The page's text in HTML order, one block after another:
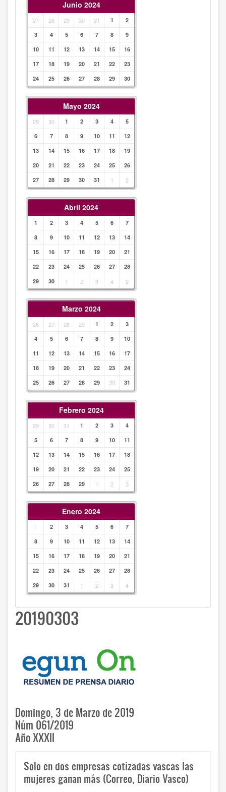
Junio 2024
27 28 29 30 31 1
2
3
4 5 6 7 8
9
10
11 12 13 14 15
16
17
18 19 20 21 22
23
24
25 26 27 28 29 30
Mayo 2024
29 30 1 2 3 4
5
6
7 8 9 10 11
12
13
14 15 16 17 18
19
20
21 22 23 24 25
26
27
28 29 30 31 1 2
Abril 2024
1 2 3 4 5 6
7
8
9 10 11 12 13
14
15
16 17 18 19 20
21
22
23 24 25 26 27
28
29
30 1 2 3 4 5
Marzo 2024
26 27 28 29 1 2
3
4
5 6 7 8 9
10
11
12 13 14 15 16
17
18
19 20 21 22 23
24
25
26 27 28 29 30 31
Febrero 2024
29 30 31 1 2 3
4
5
6 7 8 9 10
11
12
13 14 15 16 17
18
19
20 21 22 23 24
25
26
27 28 29 1 2 3
Enero 2024
1 2 3 4 5 6
7
8
9 10 11 12 13
14
15
16 17 18 19 20
21
22
23 24 25 26 27
28
29
30 31 1 2 3 4
20190303
Domingo, 3 de Marzo de 2019
Núm 061/2019
Año XXXII
Solo en dos empresas cotizadas vascas las
mujeres ganan más (Correo, Diario Vasco)